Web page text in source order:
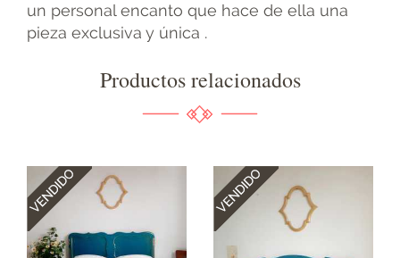
un personal encanto que hace de ella una
pieza exclusiva y única .
Productos relacionados